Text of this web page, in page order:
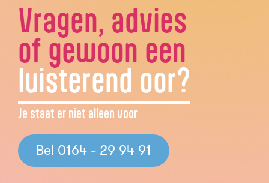
Vragen, advies
of gewoon een
luisterend oor?
Je staat er niet alleen voor
Bel 0164 - 29 94 91